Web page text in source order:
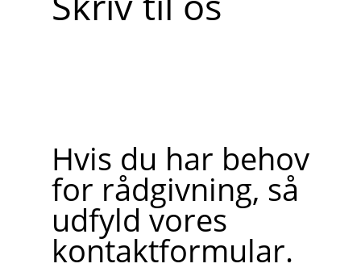
Hvis du har behov
for rådgivning, så
udfyld vores
kontaktformular.